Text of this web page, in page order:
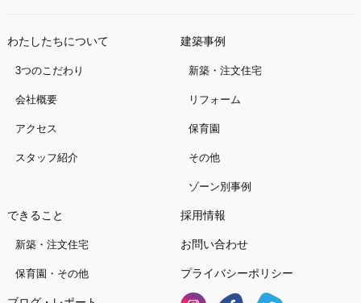
わたしたちについて
3つのこだわり
会社概要
アクセス
スタッフ紹介
建築事例
新築・注文住宅
リフォーム
保育園
その他
ゾーン別事例
できること
新築・注文住宅
保育園・その他
採用情報
お問い合わせ
プライバシーポリシー